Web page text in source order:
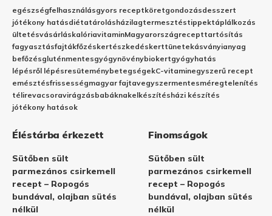
egészségfelhasználásgyors receptköretgondozásdesszert
jótékony hatásdiétatárolásházilagtermesztéstippektáplálkozás
ültetésvásárláskalóriavitaminMagyarországrecepttartósítás
fagyasztásfajtákfőzéskertészkedéskerttünetekásványianyag
befőzésgluténmentesgyógynövénybiokertgyógyhatás
lépésről lépésresüteménybetegségekC-vitaminegyszerű recept
emésztésfrissességmagyar fajtavegyszermentesméregtelenítés
télirevacsoravirágzásbabáknakelkészítésházi készítés
jótékony hatások
Éléstárba érkezett
Sütőben sült
parmezános csirkemell
recept – Ropogós
bundával, olajban sütés
nélkül
Finomságok
Sütőben sült
parmezános csirkemell
recept – Ropogós
bundával, olajban sütés
nélkül